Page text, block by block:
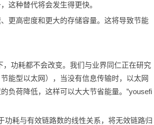
这种替代将会发生得更快。
更高密度和更大的存储容量。这将导致节能
功耗都不会改变。我们与业界同仁正在研究
能型以太网），当没有信息传输时，以太网
负荷降低，这样可以大大节省能量。”yousefi
功耗与有效链路数的线性关系，将无效链路归